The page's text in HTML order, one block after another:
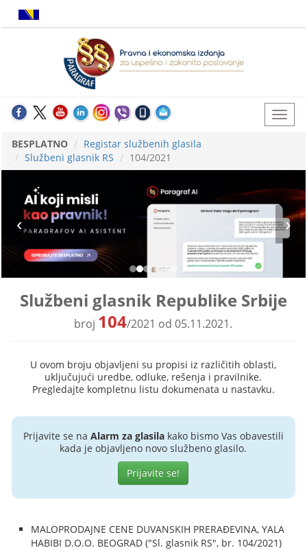
BESPLATNO
Registar službenih glasila
Službeni glasnik RS
104/2021
Službeni glasnik Republike Srbije
broj 104/2021 od 05.11.2021.
U ovom broju objavljeni su propisi iz različitih oblasti,
uključujući uredbe, odluke, rešenja i pravilnike.
Pregledajte kompletnu listu dokumenata u nastavku.
Prijavite se na Alarm za glasilakako bismo Vas obavestili
kada je objavljeno novo službeno glasilo.
Prijavite se!
MALOPRODAJNE CENE DUVANSKIH PRERAĐEVINA, YALA
HABIBI D.O.O. BEOGRAD ("Sl. glasnik RS", br. 104/2021)